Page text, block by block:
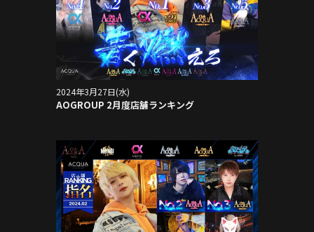
2024年3月27日(水)
AOGROUP 2月度店舗ランキング